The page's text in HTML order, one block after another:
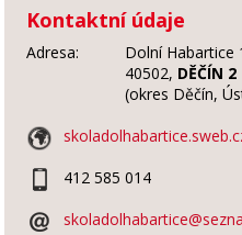
Kontaktní údaje
Adresa:
Dolní Habartice
40502, DĚČÍN 2
(okres Děčín,
412 585 014